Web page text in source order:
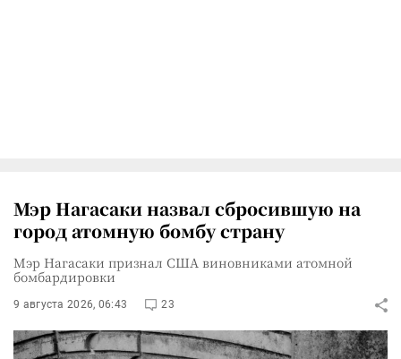
Мэр Нагасаки назвал сбросившую на
город атомную бомбу страну
Мэр Нагасаки признал США виновниками атомной
бомбардировки
9 августа 2026, 06:43 23